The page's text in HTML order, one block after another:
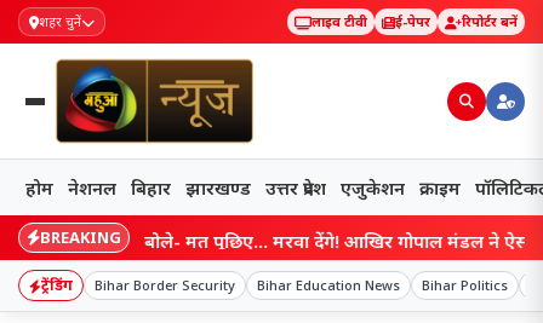
शहर चुनें लाइव टीवी ई-पेपर रिपोर्टर बनें
होम नेशनल बिहार झारखण्ड उत्तर प्रदेश एजुकेशन क्राइम
BREAKING
आते ही बोले- मत पूछिए… मरवा देंगे! आखिर गोपाल मंडल ने ऐसा क्यों कहा?
ट्रेंडिंग Bihar Border Security Bihar Education News Bihar Politics